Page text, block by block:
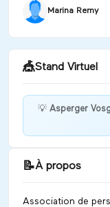
Marina Remy
🎪Stand Virtuel
Discuter
💡 Asperger
📝À propos
Association de